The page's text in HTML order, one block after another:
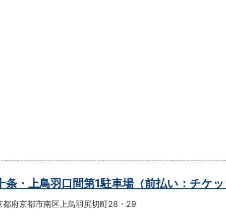
条・上鳥羽口間第1駐車場（前払い：チケ
都府京都市南区上鳥羽尻切町28・29